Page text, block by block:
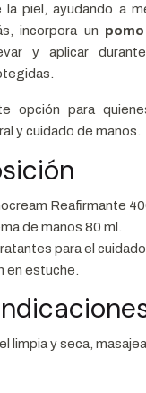
la piel, ayudando a
incorpora un
y aplicar
opción para
y cuidado de manos.
Reafirmante
de manos 80 ml.
para el cuidado
en estuche.
limpia y seca,